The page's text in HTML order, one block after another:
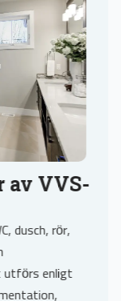
VVS-
dusch, rör,
utförs enligt